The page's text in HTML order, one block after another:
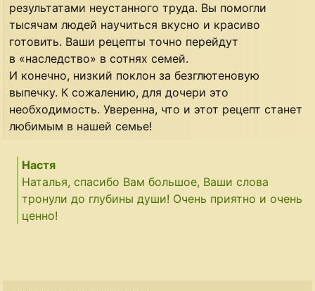
результатами неустанного труда. Вы помогли
тысячам людей научиться вкусно и красиво
готовить. Ваши рецепты точно перейдут
в «наследство» в сотнях семей.
И конечно, низкий поклон за безглютеновую
выпечку. К сожалению, для дочери это
необходимость. Уверенна, что и этот рецепт станет
любимым в нашей семье!
Настя
Наталья, спасибо Вам большое, Ваши слова
тронули до глубины души! Очень приятно и очень
ценно!